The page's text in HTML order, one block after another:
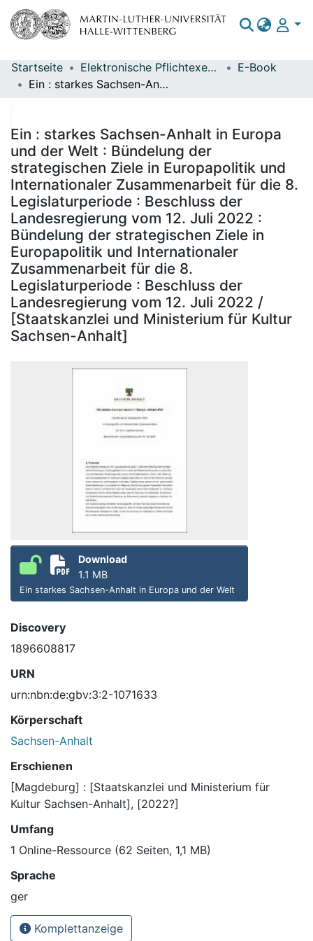
Bereiche & Sammlungen
Statistiken
Startseite Elektronische Pflichtexemplare
E-Book
Ein : starkes Sachsen-Anhalt in Europa und der Welt : Bündelung der strategischen Ziele in Europapolitik und Internationaler Zusammenarbeit für die 8. Legislaturperiode : Beschluss der Landesregierung vom 12. Juli 2022 : Bündelung der strategischen Ziele in Europapolitik und Internationaler Zusammenarbeit für die 8. Legislaturperiode : Beschluss der Landesregierung vom 12. Juli 2022 / [Staatskanzlei und Ministerium für Kultur Sachsen-Anhalt]
Ein : starkes Sachsen-Anhalt in Europa
und der Welt : Bündelung der
strategischen Ziele in Europapolitik und
Internationaler Zusammenarbeit für die 8.
Legislaturperiode : Beschluss der
Landesregierung vom 12. Juli 2022 :
Bündelung der strategischen Ziele in
Europapolitik und Internationaler
Zusammenarbeit für die 8.
Legislaturperiode : Beschluss der
Landesregierung vom 12. Juli 2022 /
[Staatskanzlei und Ministerium für Kultur
Sachsen-Anhalt]
Download
1.1 MB
Ein starkes Sachsen-Anhalt in Europa und der Welt
Discovery
1896608817
URN
urn:nbn:de:gbv:3:2-1071633
Körperschaft
Sachsen-Anhalt
Erschienen
[Magdeburg] : [Staatskanzlei und Ministerium für
Kultur Sachsen-Anhalt], [2022?]
Umfang
1 Online-Ressource (62 Seiten, 1,1 MB)
Sprache
ger
Komplettanzeige